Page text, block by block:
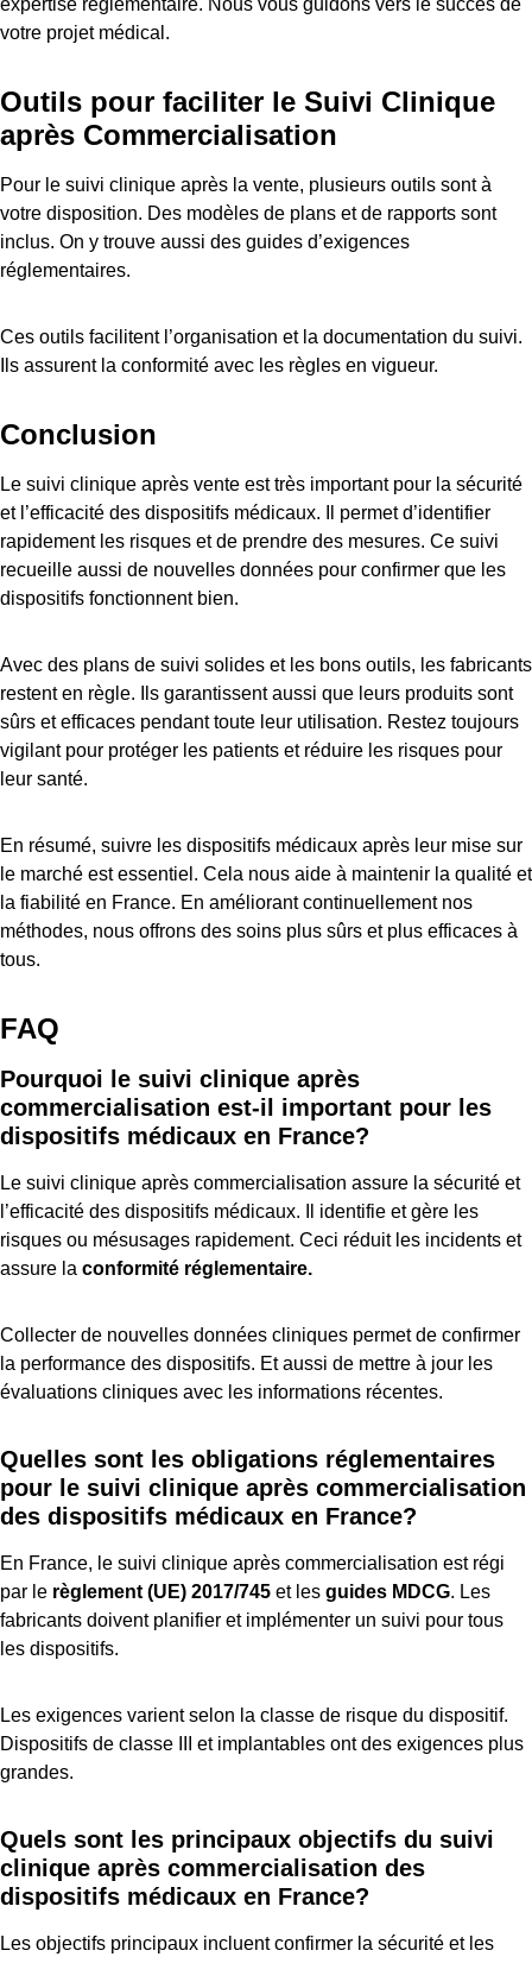
expertise réglementaire. Nous vous guidons vers le succès de
votre projet médical.
Outils pour faciliter le Suivi Clinique
après Commercialisation
Pour le suivi clinique après la vente, plusieurs outils sont à
votre disposition. Des modèles de plans et de rapports sont
inclus. On y trouve aussi des guides d’exigences
réglementaires.
Ces outils facilitent l’organisation et la documentation du suivi.
Ils assurent la conformité avec les règles en vigueur.
Conclusion
Le suivi clinique après vente est très important pour la sécurité
et l’efficacité des dispositifs médicaux. Il permet d’identifier
rapidement les risques et de prendre des mesures. Ce suivi
recueille aussi de nouvelles données pour confirmer que les
dispositifs fonctionnent bien.
Avec des plans de suivi solides et les bons outils, les fabricants
restent en règle. Ils garantissent aussi que leurs produits sont
sûrs et efficaces pendant toute leur utilisation. Restez toujours
vigilant pour protéger les patients et réduire les risques pour
leur santé.
En résumé, suivre les dispositifs médicaux après leur mise sur
le marché est essentiel. Cela nous aide à maintenir la qualité et
la fiabilité en France. En améliorant continuellement nos
méthodes, nous offrons des soins plus sûrs et plus efficaces à
tous.
FAQ
Pourquoi le suivi clinique après
commercialisation est-il important pour les
dispositifs médicaux en France?
Le suivi clinique après commercialisation assure la sécurité et
l’efficacité des dispositifs médicaux. Il identifie et gère les
risques ou mésusages rapidement. Ceci réduit les incidents et
assure la conformité réglementaire.
Collecter de nouvelles données cliniques permet de confirmer
la performance des dispositifs. Et aussi de mettre à jour les
évaluations cliniques avec les informations récentes.
Quelles sont les obligations réglementaires
pour le suivi clinique après commercialisation
des dispositifs médicaux en France?
En France, le suivi clinique après commercialisation est régi
par le règlement (UE) 2017/745 et les guides MDCG. Les
fabricants doivent planifier et implémenter un suivi pour tous
les dispositifs.
Les exigences varient selon la classe de risque du dispositif.
Dispositifs de classe III et implantables ont des exigences plus
grandes.
Quels sont les principaux objectifs du suivi
clinique après commercialisation des
dispositifs médicaux en France?
Les objectifs principaux incluent confirmer la sécurité et les